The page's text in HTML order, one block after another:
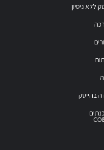
ללא ניסיון
בהייטק